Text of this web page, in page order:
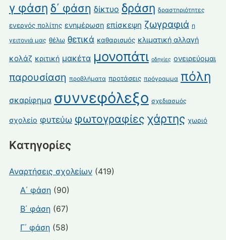
γ φάση δ΄ φάση δίκτυο δράση δραστηριότητες
ενεργός πολίτης ενημέρωση επίσκεψη ζωγραφιά η
γειτονιά μας θέλω θετικά καθαρισμός κλιματική αλλαγή
κολάζ κριτική μακέτα μονοπάτι οδηγίες ονειρεύομαι
παρουσίαση προβλήματα προτάσεις πρόγραμμα πόλη
σκαρίφημα συννεφόλεξο σχεδιασμός
σχολείο φυτεύω φωτογραφίες χάρτης χωριό
Kατηγορίες
Αναρτήσεις σχολείων(419)
Α΄ φάση(90)
Β΄ φάση(67)
Γ΄ φάση(58)